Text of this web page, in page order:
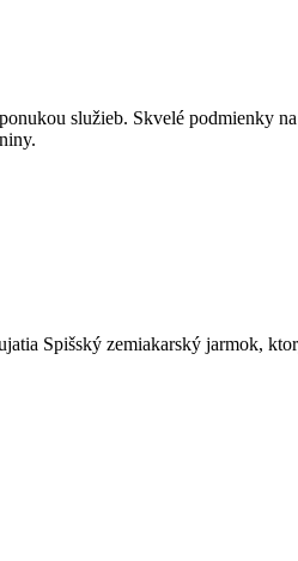
služieb. Skvelé podmienky
Spišský zemiakarský jarmok,